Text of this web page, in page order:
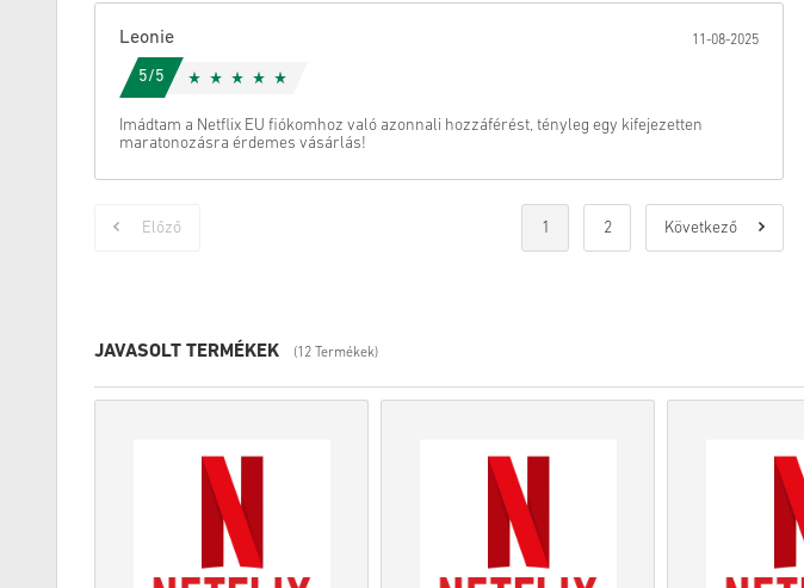
Leonie 11-08-2025
5/5
Imádtam a Netflix EU fiókomhoz való azonnali hozzáférést, tényleg egy kifejezetten
maratonozásra érdemes vásárlás!
Előző 1 2 Következő
JAVASOLT TERMÉKEK (12 Termékek)